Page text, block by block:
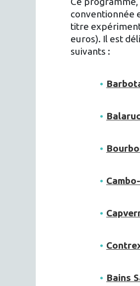
conventionnée
titre
euros). Il est
suivants :
Bains